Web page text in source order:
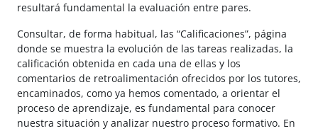
resultará fundamental la evaluación entre pares.
Consultar, de forma habitual, las “Calificaciones”, página
donde se muestra la evolución de las tareas realizadas, la
calificación obtenida en cada una de ellas y los
comentarios de retroalimentación ofrecidos por los tutores,
encaminados, como ya hemos comentado, a orientar el
proceso de aprendizaje, es fundamental para conocer
nuestra situación y analizar nuestro proceso formativo. En